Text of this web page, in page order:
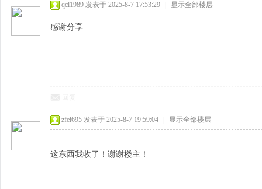
qcl1989 发表于 2025-8-7 17:53:29 显示全部楼层
感谢分享
zfei695 发表于 2025-8-7 19:59:04 显示全部楼层
这东西我收了！谢谢楼主！